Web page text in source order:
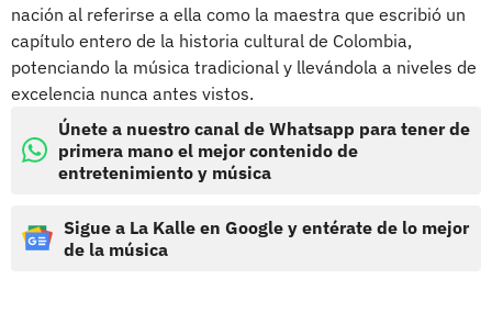
nación al referirse a ella como la maestra que escribió un
capítulo entero de la historia cultural de Colombia,
potenciando la música tradicional y llevándola a niveles de
excelencia nunca antes vistos.
Únete a nuestro canal de Whatsapp para tener de
primera mano el mejor contenido de
entretenimiento y música
Sigue a La Kalle en Google y entérate de lo mejor
de la música